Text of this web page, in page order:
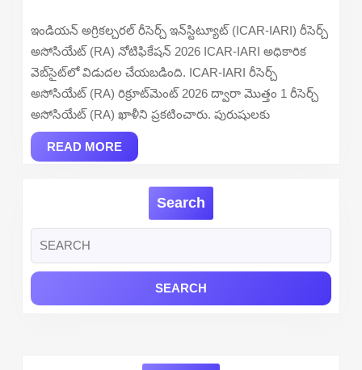
2026
Apply
Online
ఇండియన్ అగ్రికల్చరల్ రీసెర్చ్ ఇన్‌స్టిట్యూట్ (ICAR-IARI) రీసెర్చ్
అసోసియేట్ (RA) నోటిఫికేషన్ 2026 ICAR-IARI అధికారిక
వెబ్‌సైట్‌లో విడుదల చేయబడింది. ICAR-IARI రీసెర్చ్
అసోసియేట్ (RA) రిక్రూట్‌మెంట్ 2026 ద్వారా మొత్తం 1 రీసెర్చ్
అసోసియేట్ (RA) ఖాళీని ప్రకటించారు. పురుషులకు
READ MOREREAD
MORE
Search
for: